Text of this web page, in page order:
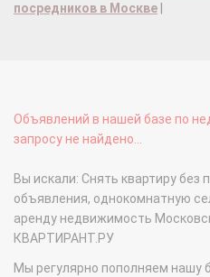
посредников в Москве
Объявлений в нашей базе по
запросу не найдено...
Вы искали: Снять квартиру без
объявления, однокомнатную
аренду недвижимость
КВАРТИРАНТ.РУ
Мы регулярно пополняем нашу